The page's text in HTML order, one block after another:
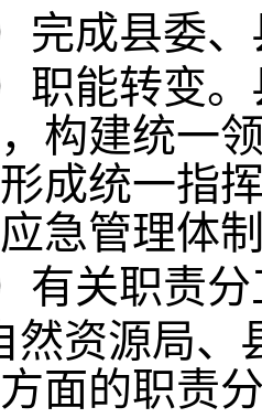
完成县委
职能转变
构建统一
成统一指
急管理体
有关职责
然资源局
面的职责